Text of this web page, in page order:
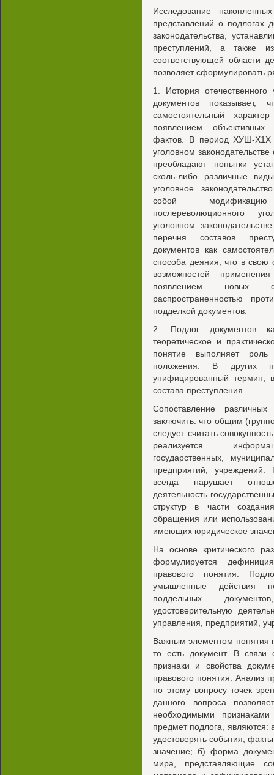
Исследование
представлений о подлогах
законодательства,
преступлений, а также
соответствующей области
позволяет сформулировать
1. История отечественного
документов показывает,
самостоятельный
появлением объективных
фактов. В период ХУШ-Х1Х
уголовном
преобладают попытки
сколь-либо различные
уголовное
собой модификацию
послереволюционного
уголовном
перечня составов
документов как
способа деяния, что в
возможностей
появлением новых
распространенностью
подделкой документов.
2. Подлог документов
теоретическое и
понятие выполняет роль
положения. В других
унифицированный термин,
состава преступления.
Сопоставление
заключить. что общим
следует считать
реализуется
государственных,
предприятий, учреждений.
всегда нарушает
деятельность
структур в части
обращения или
имеющих юридическое
На основе критического
формулируется
правового понятия.
умышленные действия
поддельных
удостоверительную
управления, предприятий,
Важным элементом понятия
то есть документ. В
признаки и свойства
правового понятия. Анализ
по этому вопросу точек
данного вопроса
необходимыми
предмет подлога, являются:
удостоверять события,
значение; б) форма
мира, представляющие